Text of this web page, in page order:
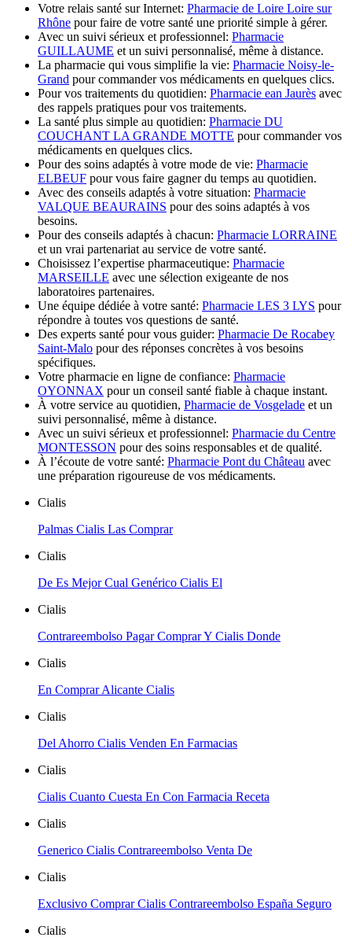
Votre relais santé sur Internet: Pharmacie de Loire Loire sur
Rhône pour faire de votre santé une priorité simple à gérer.
Avec un suivi sérieux et professionnel: Pharmacie
GUILLAUME et un suivi personnalisé, même à distance.
La pharmacie qui vous simplifie la vie: Pharmacie Noisy-le-
Grand pour commander vos médicaments en quelques clics.
Pour vos traitements du quotidien: Pharmacie ean Jaurès avec
des rappels pratiques pour vos traitements.
La santé plus simple au quotidien: Pharmacie DU
COUCHANT LA GRANDE MOTTE pour commander vos
médicaments en quelques clics.
Pour des soins adaptés à votre mode de vie: Pharmacie
ELBEUF pour vous faire gagner du temps au quotidien.
Avec des conseils adaptés à votre situation: Pharmacie
VALQUE BEAURAINS pour des soins adaptés à vos
besoins.
Pour des conseils adaptés à chacun: Pharmacie LORRAINE
et un vrai partenariat au service de votre santé.
Choisissez l’expertise pharmaceutique: Pharmacie
MARSEILLE avec une sélection exigeante de nos
laboratoires partenaires.
Une équipe dédiée à votre santé: Pharmacie LES 3 LYS pour
répondre à toutes vos questions de santé.
Des experts santé pour vous guider: Pharmacie De Rocabey
Saint-Malo pour des réponses concrètes à vos besoins
spécifiques.
Votre pharmacie en ligne de confiance: Pharmacie
OYONNAX pour un conseil santé fiable à chaque instant.
À votre service au quotidien, Pharmacie de Vosgelade et un
suivi personnalisé, même à distance.
Avec un suivi sérieux et professionnel: Pharmacie du Centre
MONTESSON pour des soins responsables et de qualité.
À l’écoute de votre santé: Pharmacie Pont du Château avec
une préparation rigoureuse de vos médicaments.
Cialis
Palmas Cialis Las Comprar
Cialis
De Es Mejor Cual Genérico Cialis El
Cialis
Contrareembolso Pagar Comprar Y Cialis Donde
Cialis
En Comprar Alicante Cialis
Cialis
Del Ahorro Cialis Venden En Farmacias
Cialis
Cialis Cuanto Cuesta En Con Farmacia Receta
Cialis
Generico Cialis Contrareembolso Venta De
Cialis
Exclusivo Comprar Cialis Contrareembolso España Seguro
Cialis